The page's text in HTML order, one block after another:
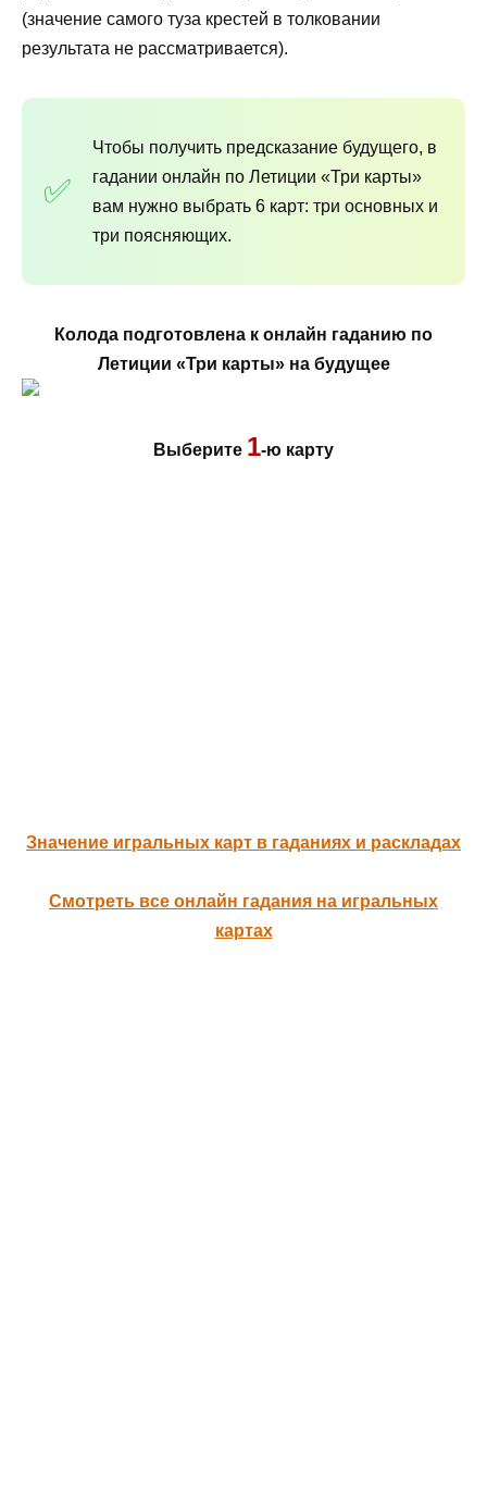
(значение самого туза крестей в толковании
результата не рассматривается).
Чтобы получить предсказание будущего, в
гадании онлайн по Летиции «Три карты»
вам нужно выбрать 6 карт: три основных и
три поясняющих.
Колода подготовлена к онлайн гаданию по
Летиции «Три карты» на будущее
Выберите 1-ю карту
Значение игральных карт в гаданиях и раскладах
Смотреть все онлайн гадания на игральных
картах